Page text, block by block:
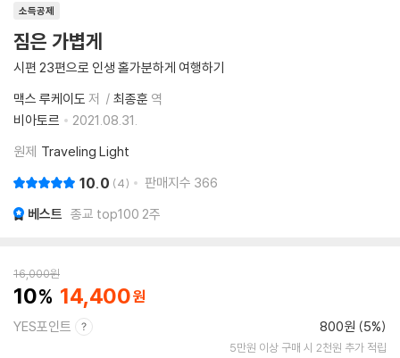
소득공제
짐은 가볍게
시편 23편으로 인생 홀가분하게 여행하기
맥스 루케이도 저 최종훈 역
비아토르
2021.08.31.
원제 Traveling Light
10.0 4 판매지수 366
베스트 종교 top100 2주
16,000원
10 14,400
YES포인트 800원 (5%)
5만원 이상 구매 시 2천원 추가 적립